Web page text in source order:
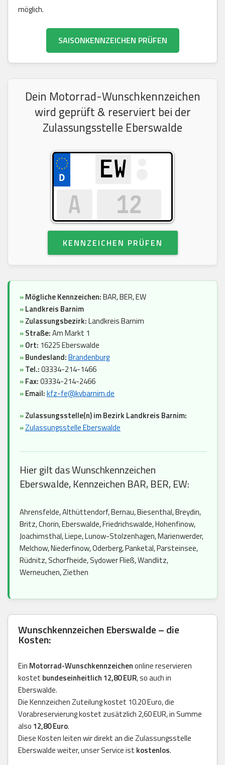
möglich.
SAISONKENNZEICHEN PRÜFEN
Dein Motorrad-Wunschkennzeichen
wird geprüft & reserviert bei der
Zulassungsstelle Eberswalde
KENNZEICHEN PRÜFEN
»Mögliche Kennzeichen:BAR, BER, EW
»Landkreis Barnim
»Zulassungsbezirk:Landkreis Barnim
»Straße:Am Markt 1
»Ort: 16225 Eberswalde
»Bundesland:Brandenburg
»Tel.:03334-214-1466
»Fax:03334-214-2466
»Email:kfz-fe@kvbarnim.de
»Zulassungsstelle(n) im Bezirk Landkreis Barnim:
»Zulassungsstelle Eberswalde
Hier gilt das Wunschkennzeichen
Eberswalde, Kennzeichen BAR, BER, EW:
Ahrensfelde, Althüttendorf, Bernau, Biesenthal, Breydin,
Britz, Chorin, Eberswalde, Friedrichswalde, Hohenfinow,
Joachimsthal, Liepe, Lunow-Stolzenhagen, Marienwerder,
Melchow, Niederfinow, Oderberg, Panketal, Parsteinsee,
Rüdnitz, Schorfheide, Sydower Fließ, Wandlitz,
Werneuchen, Ziethen
Wunschkennzeichen Eberswalde – die
Kosten:
Ein Motorrad-Wunschkennzeichenonline reservieren
kostet bundeseinheitlich 12,80 EUR, so auch in
Eberswalde.
Die Kennzeichen Zuteilung kostet 10.20 Euro, die
Vorabreservierung kostet zusätzlich 2,60 EUR, in Summe
also 12,80 Euro.
Diese Kosten leiten wir direkt an die Zulassungsstelle
Eberswalde weiter, unser Service ist kostenlos.